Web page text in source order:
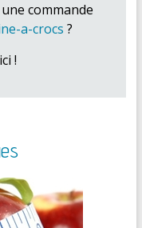
commande
a-crocs ?
!